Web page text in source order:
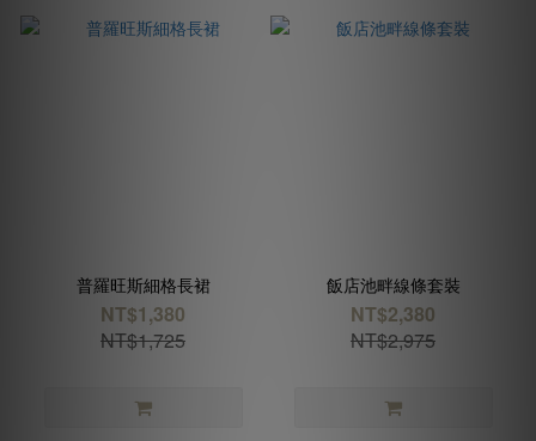
普羅旺斯細格長裙
NT$1,380
NT$1,725
飯店池畔線條套裝
NT$2,380
NT$2,975